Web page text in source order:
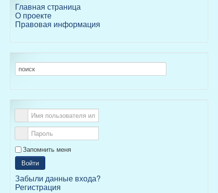
Главная страница
О проекте
Правовая информация
Запомнить меня
Войти
Забыли данные входа?
Регистрация